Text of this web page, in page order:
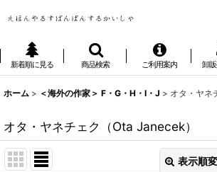
新着順に見る 商品検索 ご利用案内 卸
ホーム > ＜海外の作家＞ F・G・H・I・J > オタ・ヤネ
オタ・ヤネチェク（Ota Janecek）
表示順